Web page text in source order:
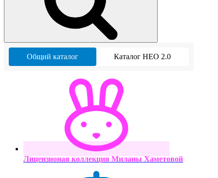
Общий каталог Каталог НЕО 2.0
Лицензионая коллекция Миланы Хаметовой